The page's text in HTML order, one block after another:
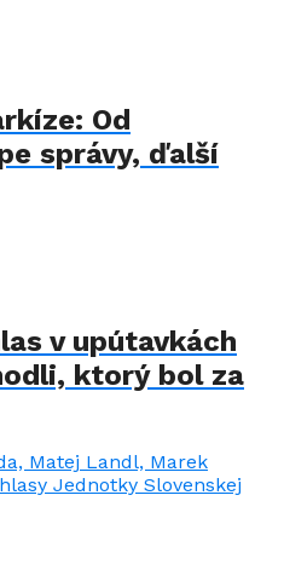
Od
správy, ďalší
v upútavkách
ktorý bol za